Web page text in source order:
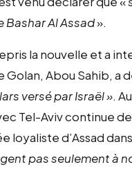
Bashar Al Assad».
la nouvelle et a
Abou Sahib, a
versé par Israël ».
Tel-Aviv continue
loyaliste d’Assad
pas seulement à